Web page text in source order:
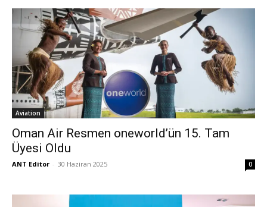
Aviation
Oman Air Resmen oneworld’ün 15. Tam
Üyesi Oldu
ANT Editor - 30 Haziran 2025 0